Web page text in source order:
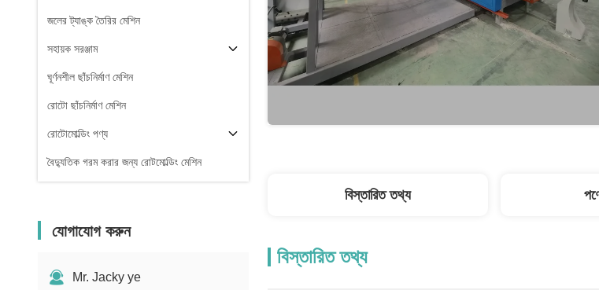
জলের ট্যাঙ্ক তৈরির মেশিন
সহায়ক সরঞ্জাম
ঘূর্ণনশীল ছাঁচনির্মাণ মেশিন
রোটো ছাঁচনির্মাণ মেশিন
রোটোমোল্ডিং পণ্য
বৈদ্যুতিক গরম করার জন্য রোটমোল্ডিং মেশিন
যোগাযোগ করুন
Mr. Jacky ye
বিস্তারিত তথ্য
বিস্তারিত তথ্য